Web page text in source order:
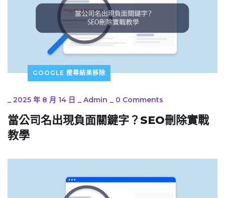
GOOGLE 搜尋結果移除
_ 2025 年 8 月 14 日 _ Admin _ 0 Comments
當公司名出現負面關鍵字？SEO刪除實戰
教學